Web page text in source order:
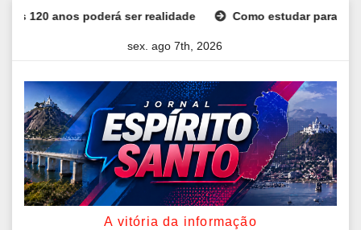
poderá ser realidade Como estudar para o Enem: guia
sex. ago 7th, 2026
A vitória da informação